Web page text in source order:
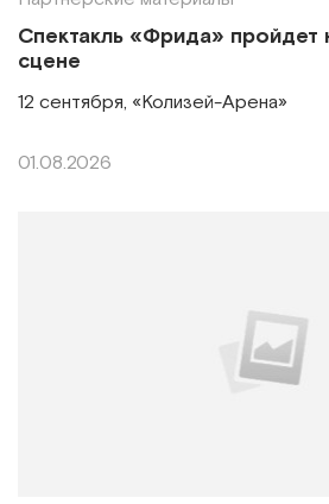
Спектакль «Фрида» пройдет
сцене
12 сентября, «Колизей-Арена»
01.08.2026